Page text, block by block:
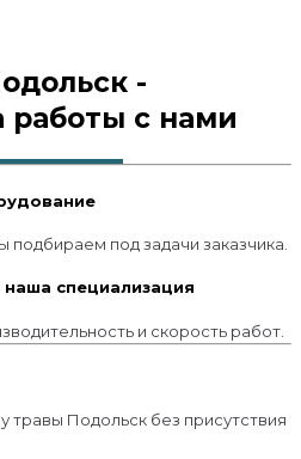
-
работы с нами
под задачи заказчика.
специализация
и скорость работ.
травы Подольск без присутствия